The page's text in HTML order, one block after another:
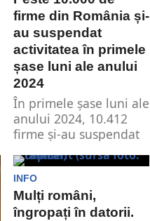
firme din România și-
au suspendat
activitatea în primele
șase luni ale anului
2024
În primele șase luni ale
anului 2024, 10.412
firme și-au suspendat
număr este cu...
INFO
Mulți români,
îngropați în datorii.